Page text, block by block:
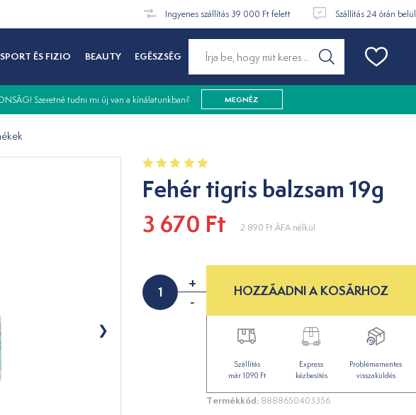
Ingyenes szállítás 39 000 Ft felett Szállítás 24 órán belül
SPORT ÉS FIZIO BEAUTY EGÉSZSÉG
Szeretné tudni mi új van a kínálatunkban? MEGNÉZ
Fehér tigris balzsam 19g
3 670 Ft
2 890 FtÁFA nélkül
+
-
HOZZÁADNI A KOSÁRHOZ
Szállítás
már 1090 Ft
Express
kézbesítés
Problémamentes
visszaküldés
Termékkód: 8888650403356